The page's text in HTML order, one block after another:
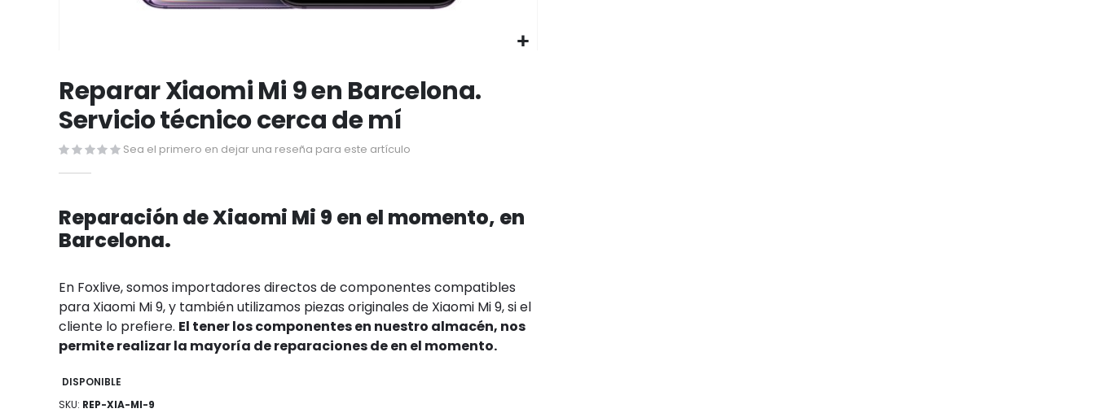
al
comienzo
de
galería
de
Reparar Xiaomi Mi 9 en Barcelona.
Servicio técnico cerca de mí
Sea el primero en dejar una reseña para este artículo
Reparación de Xiaomi Mi 9 en el momento, en
Barcelona.
En Foxlive, somos importadores directos de componentes compatibles
para Xiaomi Mi 9, y también utilizamos piezas originales de Xiaomi Mi 9, si el
cliente lo prefiere. El tener los componentes en nuestro almacén, nos
permite realizar la mayoría de reparaciones de en el momento.
DISPONIBLE
SKU REP-XIA-MI-9